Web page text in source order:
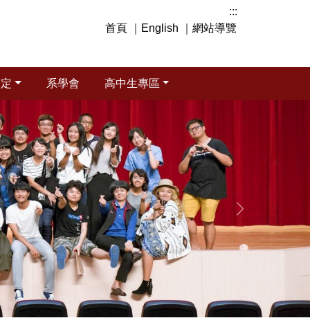
:::
首頁
English 網站導覽
系學會 高中生專區
下一張